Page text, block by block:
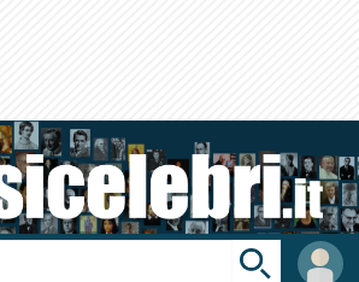
User
area
Toggle
search
bar